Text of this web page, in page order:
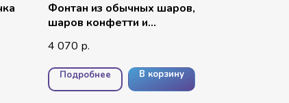
Фонтан из обычных шаров,
шаров конфетти и
4 070 р.
Подробнее В корзину